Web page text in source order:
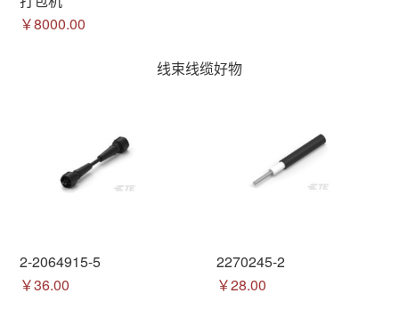
￥8000.00
线束线缆好物
2-2064915-5
￥36.00
2270245-2
￥28.00